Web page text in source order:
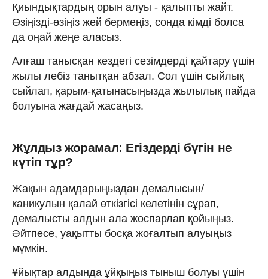
Қиындықтардың орын алуы - қалыпты жайт.
Өзіңізді-өзіңіз жей бермеңіз, сонда кімді болса
да оңай жеңе аласыз.
Алғаш танысқан кездегі сезімдерді қайтару үшін
жылы лебіз танытқан абзал. Сол үшін сыйлық
сыйлап, қарым-қатынасыңызда жылылық пайда
болуына жағдай жасаңыз.
Жұлдыз жорамал: Егіздерді бүгін не
күтіп тұр?
Жақын адамдарыңыздан демалысын/
каникулын қалай өткізгісі келетінін сұрап,
демалысты алдын ала жоспарлап қойыңыз.
Әйтпесе, уақытты босқа жоғалтып алуыңыз
мүмкін.
Ұйықтар алдында ұйқыңыз тыныш болуы үшін